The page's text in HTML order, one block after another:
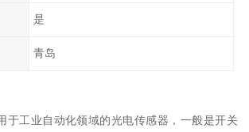
是
青岛
于工业自动化领域的光电传感器，一般是开关